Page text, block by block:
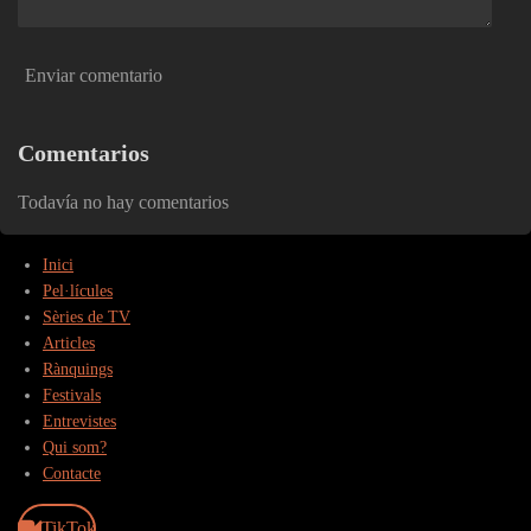
Enviar comentario
Comentarios
Todavía no hay comentarios
Inici
Pel·lícules
Sèries de TV
Articles
Rànquings
Festivals
Entrevistes
Qui som?
Contacte